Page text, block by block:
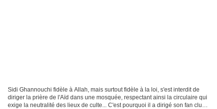
Sidi Ghannouchi fidèle à Allah, mais surtout fidèle à la loi, s'est interdit de
diriger la prière de l'Aïd dans une mosquée, respectant ainsi la circulaire qui
exige la neutralité des lieux de culte... C'est pourquoi il a dirigé son fan club